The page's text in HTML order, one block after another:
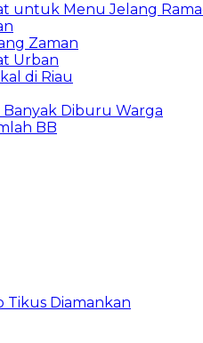
untuk Menu Jelang
Zaman
Urban
di Riau
Banyak Diburu Warga
BB
Tikus Diamankan